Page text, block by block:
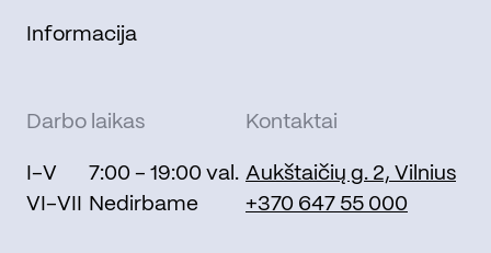
Informacija
Darbo laikas
I-V
7:00 - 19:00 val.
VI-VII
Nedirbame
Kontaktai
Aukštaičių g. 2, Vilnius
+370 647 55 000